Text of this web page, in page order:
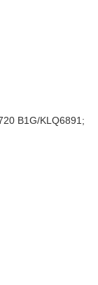
B1G/KLQ6891;